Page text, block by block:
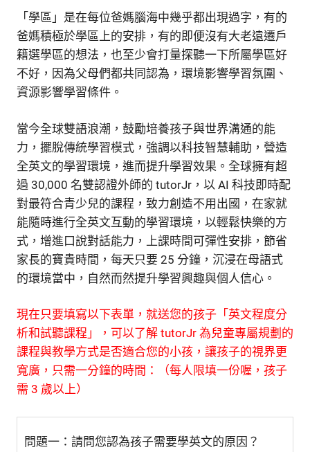
「學區」是在每位爸媽腦海中幾乎都出現過字，有的
爸媽積極於學區上的安排，有的即便沒有大老遠遷戶
籍選學區的想法，也至少會打量探聽一下所屬學區好
不好，因為父母們都共同認為，環境影響學習氛圍、
資源影響學習條件。
當今全球雙語浪潮，鼓勵培養孩子與世界溝通的能
力，擺脫傳統學習模式，強調以科技智慧輔助，營造
全英文的學習環境，進而提升學習效果。全球擁有超
過 30,000 名雙認證外師的 tutorJr，以 AI 科技即時配
對最符合青少兒的課程，致力創造不用出國，在家就
能隨時進行全英文互動的學習環境，以輕鬆快樂的方
式，增進口說對話能力，上課時間可彈性安排，節省
家長的寶貴時間，每天只要 25 分鐘，沉浸在母語式
的環境當中，自然而然提升學習興趣與個人信心。
現在只要填寫以下表單，就送您的孩子「英文程度分
析和試聽課程」，可以了解 tutorJr 為兒童專屬規劃的
課程與教學方式是否適合您的小孩，讓孩子的視界更
寬廣，只需一分鐘的時間：（每人限填一份喔，孩子
需 3 歲以上）
問題一：請問您認為孩子需要學英文的原因？